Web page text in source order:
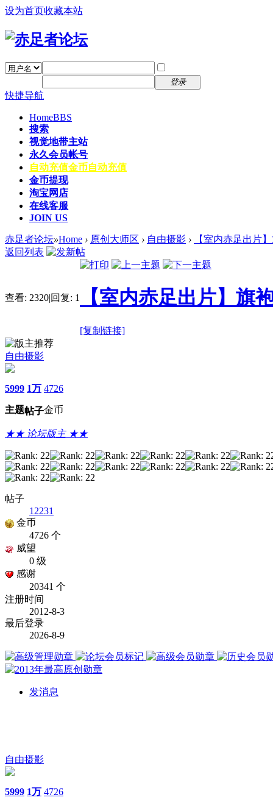
设为首页收藏本站
登录
快捷导航
HomeBBS
搜索
视觉地带主站
永久会员帐号
自动充值金币自动充值
金币提现
淘宝网店
在线客服
JOIN US
赤足者论坛»Home › 原创大师区 › 自由摄影 ›
【室内赤足出片
返回列表
查看: 2320|回复: 1 【室内赤足出片】旗
[复制链接]
自由摄影
5999
主题
1万
帖子
4726
金币
★★ 论坛版主 ★★
帖子
12231
金币
4726 个
威望
0 级
感谢
20341 个
注册时间
2012-8-3
最后登录
2026-8-9
发消息
自由摄影
5999 1万 4726